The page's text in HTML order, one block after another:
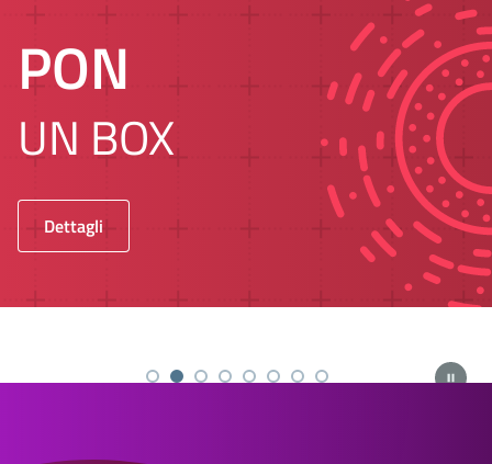
PON
UN BOX
Dettagli